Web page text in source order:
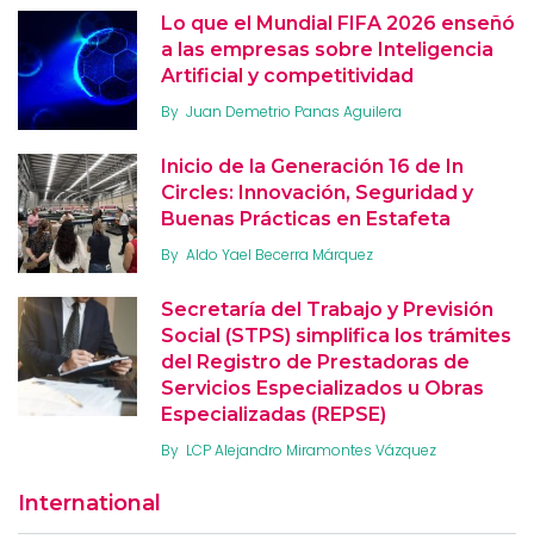
Lo que el Mundial FIFA 2026 enseñó
a las empresas sobre Inteligencia
Artificial y competitividad
By Juan Demetrio Panas Aguilera
Inicio de la Generación 16 de In
Circles: Innovación, Seguridad y
Buenas Prácticas en Estafeta
By Aldo Yael Becerra Márquez
Secretaría del Trabajo y Previsión
Social (STPS) simplifica los trámites
del Registro de Prestadoras de
Servicios Especializados u Obras
Especializadas (REPSE)
By LCP Alejandro Miramontes Vázquez
International